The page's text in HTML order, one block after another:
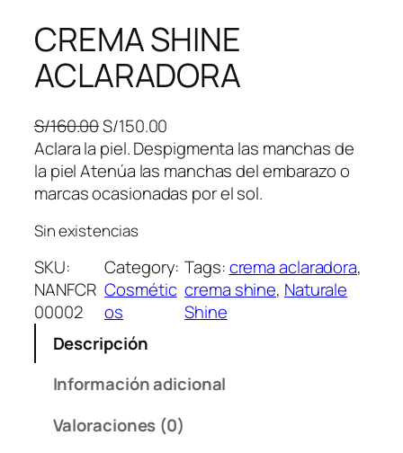
CREMA SHINE
ACLARADORA
S/160.00E
l
p
r
c
i
o
o
r
i
i
n
a
S/150.00
l
p
r
i
o
a
u
a
l
e
Aclara la piel. Despigmenta las manchas de
la piel Atenúa las manchas del embarazo o
marcas ocasionadas por el sol.
Sin existencias
SKU:
NANFCR
00002
Category:
Cosmétic
os
Tags:crema aclaradora
crema shine, Naturale
Shine
Descripción
Información adicional
Valoraciones (0)